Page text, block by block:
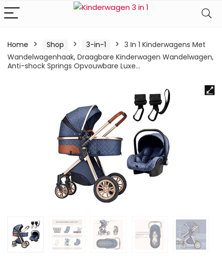
Home Shop 3-in-1
3 In 1 Kinderwagens Met
Wandelwagenhaak, Draagbare Kinderwagen Wandelwagen,
Anti-shock Springs Opvouwbare Luxe…